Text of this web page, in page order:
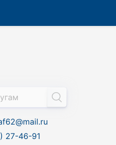
27-46-91